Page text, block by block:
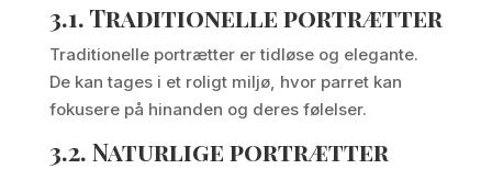
3.1.Traditionelle portrætter
Traditionelle portrætter er tidløse og elegante.
De kan tages i et roligt miljø, hvor parret kan
fokusere på hinanden og deres følelser.
3.2. Naturlige portrætter